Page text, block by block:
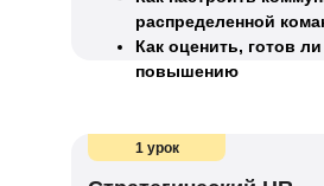
распределенной
Как оценить, готов
повышению
1 урок